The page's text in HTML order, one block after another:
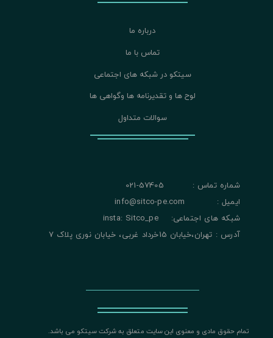
تمام حقوق مادی و معنوی این سایت متعلق به شرکت سیتکو می باشد.
درباره ما
تماس با ما
سیتکو در شبکه های اجتماعی
لوح ها و تقدیرنامه ها وگواهی ها
سوالات متداول
شماره تماس : 57405-021
ایمیل : info@sitco-pe.com
شبکه های اجتماعی: insta: Sitco_pe
آدرس : تهران،خیابان 15خرداد غربی، خیابان نوری پلاک 7